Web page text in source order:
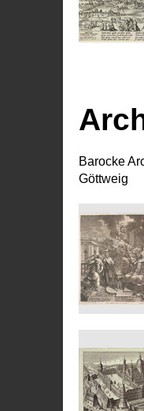
Barocke
Göttweig